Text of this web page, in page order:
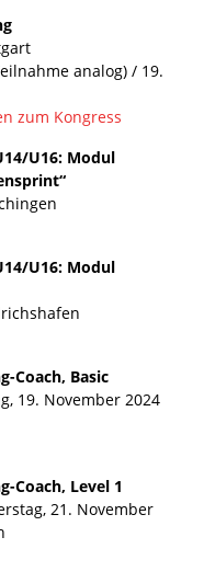
analog) / 19.
zum Kongress
U16: Modul
U16: Modul
Coach, Basic
19. November 2024
Coach, Level 1
21. November